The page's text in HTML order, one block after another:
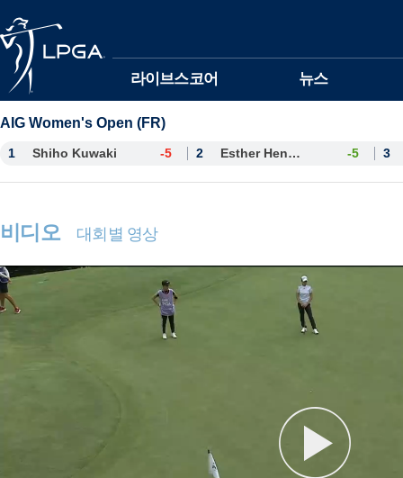
라이브스코어 뉴스
AIG Women's Open (FR)
1 Shiho Kuwaki -5 2 Esther Henseleit -5 3
비디오 대회별 영상